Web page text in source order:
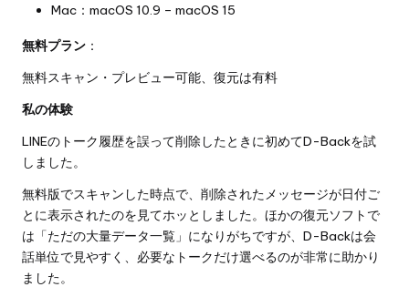
Mac：macOS 10.9 – macOS 15
無料プラン ：
無料スキャン・プレビュー可能、復元は有料
私の体験
LINEのトーク履歴を誤って削除したときに初めてD-Backを試
しました。
無料版でスキャンした時点で、削除されたメッセージが日付ご
とに表示されたのを見てホッとしました。ほかの復元ソフトで
は「ただの大量データ一覧」になりがちですが、D-Backは会
話単位で見やすく、必要なトークだけ選べるのが非常に助かり
ました。